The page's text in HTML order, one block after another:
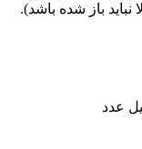
باز شده باشد).